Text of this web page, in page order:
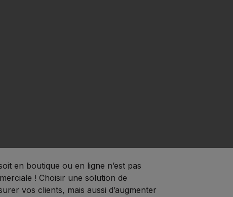
en boutique ou en ligne n’est pas
! Choisir une solution de
vos clients, mais aussi d’augmenter